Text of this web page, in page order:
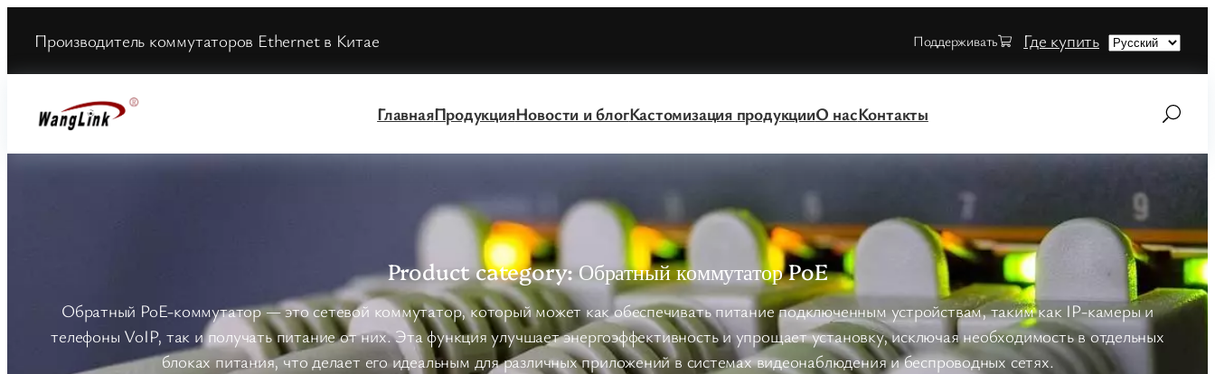
Производитель коммутаторов Ethernet в Китае Поддерживать Где купить Choose
ГлавнаяПродукцияНовости и блогКастомизация продукцииО насКонтакты
Product category:Обратный коммутатор PoE
Обратный PoE-коммутатор — это сетевой коммутатор, который может как обеспечивать питание подключенным устройствам, таким как IP-камеры и
телефоны VoIP, так и получать питание от них. Эта функция улучшает энергоэффективность и упрощает установку, исключая необходимость в отдельных
блоках питания, что делает его идеальным для различных приложений в системах видеонаблюдения и беспроводных сетях.